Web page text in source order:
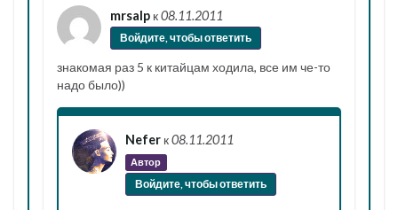
mrsalp к08.11.2011
Войдите, чтобы ответить
знакомая раз 5 к китайцам ходила, все им че-то
надо было))
Nefer к08.11.2011
Автор
Войдите, чтобы ответить